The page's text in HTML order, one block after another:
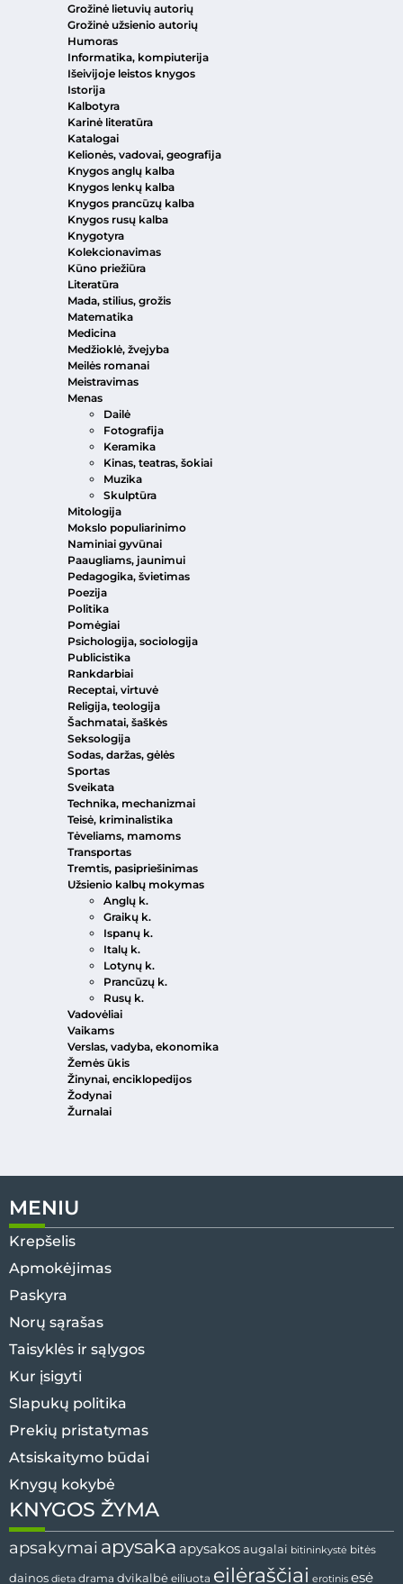
Grožinė lietuvių autorių
Grožinė užsienio autorių
Humoras
Informatika, kompiuterija
Išeivijoje leistos knygos
Istorija
Kalbotyra
Karinė literatūra
Katalogai
Kelionės, vadovai, geografija
Knygos anglų kalba
Knygos lenkų kalba
Knygos prancūzų kalba
Knygos rusų kalba
Knygotyra
Kolekcionavimas
Kūno priežiūra
Literatūra
Mada, stilius, grožis
Matematika
Medicina
Medžioklė, žvejyba
Meilės romanai
Meistravimas
Menas
Dailė
Fotografija
Keramika
Kinas, teatras, šokiai
Muzika
Skulptūra
Mitologija
Mokslo populiarinimo
Naminiai gyvūnai
Paaugliams, jaunimui
Pedagogika, švietimas
Poezija
Politika
Pomėgiai
Psichologija, sociologija
Publicistika
Rankdarbiai
Receptai, virtuvė
Religija, teologija
Šachmatai, šaškės
Seksologija
Sodas, daržas, gėlės
Sportas
Sveikata
Technika, mechanizmai
Teisė, kriminalistika
Tėveliams, mamoms
Transportas
Tremtis, pasipriešinimas
Užsienio kalbų mokymas
Anglų k.
Graikų k.
Ispanų k.
Italų k.
Lotynų k.
Prancūzų k.
Rusų k.
Vadovėliai
Vaikams
Verslas, vadyba, ekonomika
Žemės ūkis
Žinynai, enciklopedijos
Žodynai
Žurnalai
MENIU
Krepšelis
Apmokėjimas
Paskyra
Norų sąrašas
Taisyklės ir sąlygos
Kur įsigyti
Slapukų politika
Prekių pristatymas
Atsiskaitymo būdai
Knygų kokybė
KNYGOS ŽYMA
apsakymai apysaka apysakos augalai bitininkystė bitės
dainos dieta drama dvikalbė eiliuota eilėraščiai erotinis esė